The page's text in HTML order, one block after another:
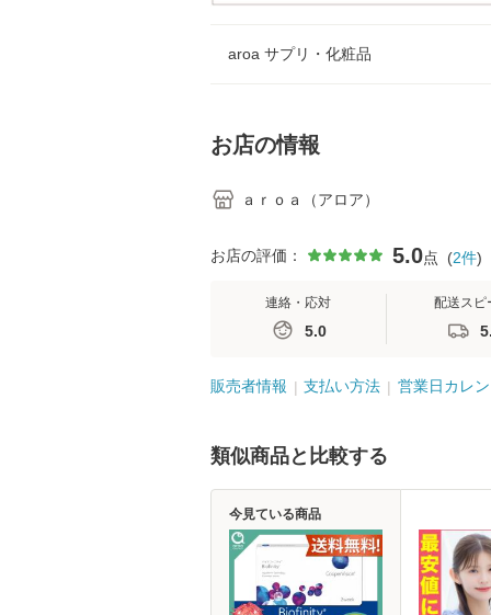
aroa サプリ・化粧品
お店の情報
ａｒｏａ（アロア）
お店の評価： 5.0点 (2件)
連絡・応対
5.0
配送スピ
販売者情報 支払い方法 営業日カレ
類似商品と比較する
今見ている商品